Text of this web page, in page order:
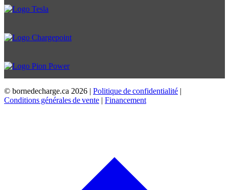
© bornedecharge.ca 2026 | Politique de confidentialité |
Conditions générales de vente | Financement